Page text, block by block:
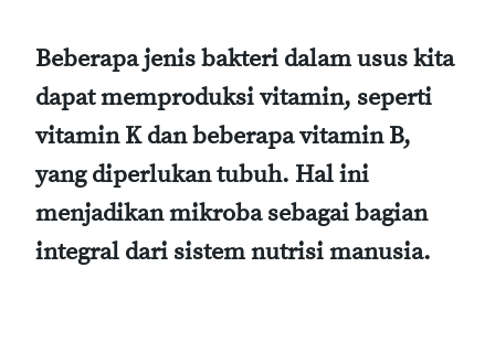
Beberapa jenis bakteri dalam usus kita
dapat memproduksi vitamin, seperti
vitamin K dan beberapa vitamin B,
yang diperlukan tubuh. Hal ini
menjadikan mikroba sebagai bagian
integral dari sistem nutrisi manusia.